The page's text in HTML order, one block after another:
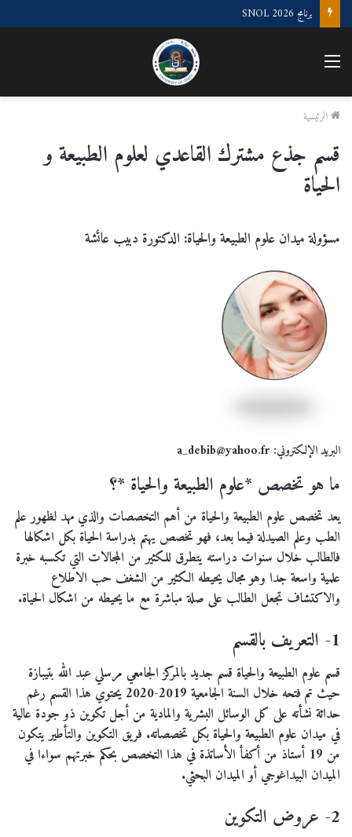
“الملتقى الوطني لعلوم البحر و الليمنولوجيا”
القائمة
الرئيسية
قسم جذع مشترك القاعدي لعلوم الطبيعة و
الحياة
مسؤولة ميدان علوم الطبيعة والحياة: الدكتورة دبيب عائشة
البريد الإلكتروني: a_debib@yahoo.fr
ما هو تخصص *علوم الطبيعة والحياة *؟
يعد تخصص علوم الطبيعة والحياة من أهم التخصصات والذي مهد لظهور علم
الطب وعلم الصيدلة فيما بعد، فهو تخصص يهتم بدراسة الحياة بكل اشكالها
فالطالب خلال سنوات دراسته يتطرق للكثير من المجالات التي تكسبه خبرة
علمية واسعة جدا وهو مجال يحيطه الكثير من الشغف حب الاطلاع
والاكتشاف تجعل الطالب على صلة مباشرة مع ما يحيطه من اشكال الحياة.
1- التعريف بالقسم
قسم علوم الطبيعة والحياة قسم جديد بالمركز الجامعي مرسلي عبد الله بتيبازة
حيث تم فتحه خلال السنة الجامعية 2019-2020 يحتوي هذا القسم رغم
حداثة نشأته على كل الوسائل البشرية والمادية من أجل تكوين ذو جودة عالية
في ميدان علوم الطبيعة والحياة بكل تخصصاته. فريق التكوين والتأطير يتكون
من 19 أستاذ من أكفأ الأساتذة في هذا التخصص بحكم خبرتهم سواءا في
الميدان البيداغوجي أو الميدان البحثي.
2- عروض التكوين